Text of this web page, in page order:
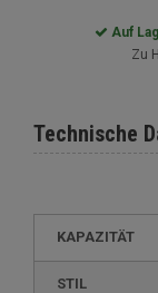
Auf
Zu
Technische
KAPAZITÄT
STIL